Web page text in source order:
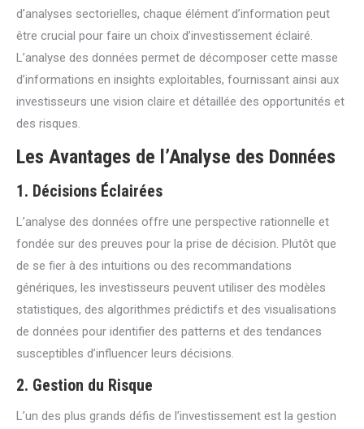
d’analyses sectorielles, chaque élément d’information peut
être crucial pour faire un choix d’investissement éclairé.
L’analyse des données permet de décomposer cette masse
d’informations en insights exploitables, fournissant ainsi aux
investisseurs une vision claire et détaillée des opportunités et
des risques.
Les Avantages de l’Analyse des Données
1. Décisions Éclairées
L’analyse des données offre une perspective rationnelle et
fondée sur des preuves pour la prise de décision. Plutôt que
de se fier à des intuitions ou des recommandations
génériques, les investisseurs peuvent utiliser des modèles
statistiques, des algorithmes prédictifs et des visualisations
de données pour identifier des patterns et des tendances
susceptibles d’influencer leurs décisions.
2. Gestion du Risque
L’un des plus grands défis de l’investissement est la gestion